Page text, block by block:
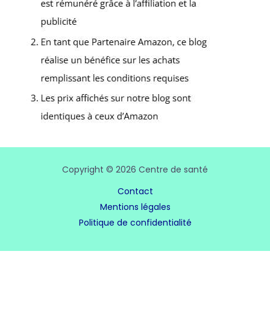
Copyright © 2026 Centre de santé
Contact
Mentions légales
Politique de confidentialité